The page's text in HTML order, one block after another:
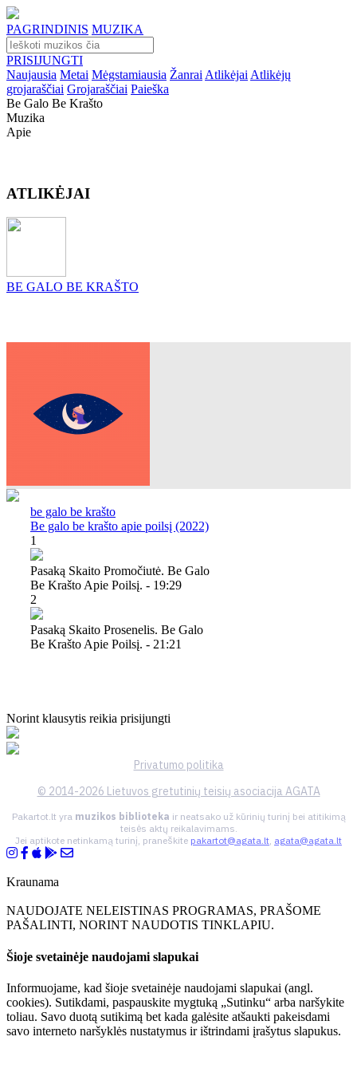
PAGRINDINIS MUZIKA
PRISIJUNGTI
Naujausia Metai Mėgstamiausia Žanrai Atlikėjai Atlikėjų
grojaraščiai Grojaraščiai Paieška
Be Galo Be Krašto
Muzika
Apie
ATLIKĖJAI
BE GALO BE KRAŠTO
be galo be krašto
Be galo be krašto apie poilsį (2022)
1
Pasaką Skaito Promočiutė. Be Galo
Be Krašto Apie Poilsį. - 19:29
2
Pasaką Skaito Prosenelis. Be Galo
Be Krašto Apie Poilsį. - 21:21
Norint klausytis reikia prisijungti
Privatumo politika
© 2014-2026 Lietuvos gretutinių teisių asociacija AGATA
Pakartot.lt yra muzikos biblioteka ir neatsako už kūrinių turinį bei atitikimą
teisės aktų reikalavimams.
Jei aptikote netinkamą turinį, praneškite pakartot@agata.lt, agata@agata.lt
Kraunama
NAUDOJATE NELEISTINAS PROGRAMAS, PRAŠOME
PAŠALINTI, NORINT NAUDOTIS TINKLAPIU.
Šioje svetainėje naudojami slapukai
Informuojame, kad šioje svetainėje naudojami slapukai (angl.
cookies). Sutikdami, paspauskite mygtuką „Sutinku“ arba naršykite
toliau. Savo duotą sutikimą bet kada galėsite atšaukti pakeisdami
savo interneto naršyklės nustatymus ir ištrindami įrašytus slapukus.